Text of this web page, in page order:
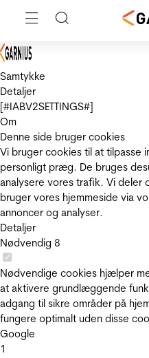
Samtykke
Detaljer
[#IABV2SETTINGS#]
Om
Denne side bruger cookies
Vi bruger cookies til at tilpasse
personligt præg. De bruges
analysere vores trafik. Vi deler
bruger vores hjemmeside via
annoncer og analyser.
Detaljer
Nødvendig 8
Nødvendige cookies hjælper
at aktivere grundlæggende
adgang til sikre områder på
fungere optimalt uden disse
Google
1